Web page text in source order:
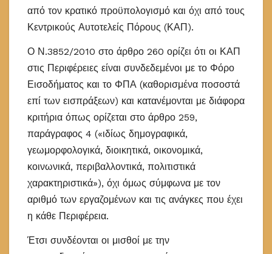
από τον κρατικό προϋπολογισμό και όχι από τους
Κεντρικούς Αυτοτελείς Πόρους (ΚΑΠ).
Ο Ν.3852/2010 στο άρθρο 260 ορίζει ότι οι ΚΑΠ
στις Περιφέρειες είναι συνδεδεμένοι με το Φόρο
Εισοδήματος και το ΦΠΑ (καθορισμένα ποσοστά
επί των εισπράξεων) και κατανέμονται με διάφορα
κριτήρια όπως ορίζεται στο άρθρο 259,
παράγραφος 4 («ιδίως δημογραφικά,
γεωμορφολογικά, διοικητικά, οικονομικά,
κοινωνικά, περιβαλλοντικά, πολιτιστικά
χαρακτηριστικά»), όχι όμως σύμφωνα με τον
αριθμό των εργαζομένων και τις ανάγκες που έχει
η κάθε Περιφέρεια.
Έτσι συνδέονται οι μισθοί με την